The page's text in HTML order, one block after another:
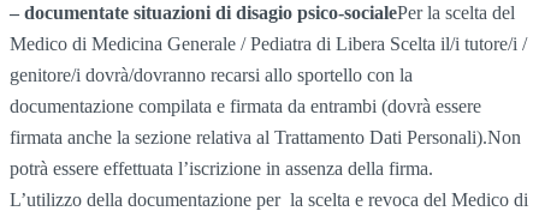
– documentate situazioni di disagio psico-socialePer la scelta del
Medico di Medicina Generale / Pediatra di Libera Scelta il/i tutore/i /
genitore/i dovrà/dovranno recarsi allo sportello con la
documentazione compilata e firmata da entrambi (dovrà essere
firmata anche la sezione relativa al Trattamento Dati Personali).Non
potrà essere effettuata l’iscrizione in assenza della firma.
L’utilizzo della documentazione per la scelta e revoca del Medico di